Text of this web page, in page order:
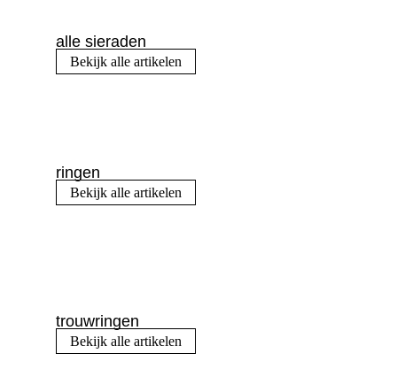
alle sieraden
Bekijk alle artikelen
ringen
Bekijk alle artikelen
trouwringen
Bekijk alle artikelen